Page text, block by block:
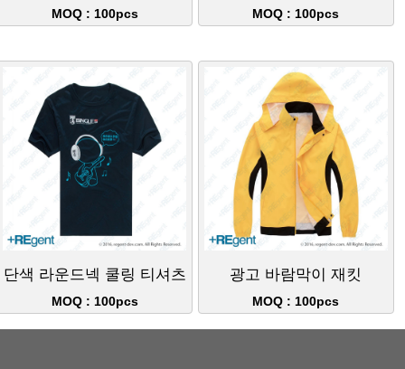
MOQ : 100pcs MOQ : 100pcs
단색 라운드넥 쿨링 티셔츠
MOQ : 100pcs
광고 바람막이 재킷
MOQ : 100pcs